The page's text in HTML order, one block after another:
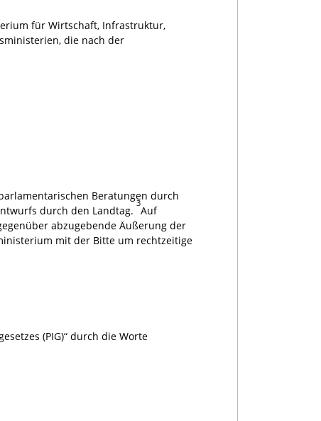
für Wirtschaft, Infrastruktur,
die nach der
Beratungen durch
durch den Landtag.
3
Auf
abzugebende Äußerung der
mit der Bitte um rechtzeitige
(PIG)“ durch die Worte